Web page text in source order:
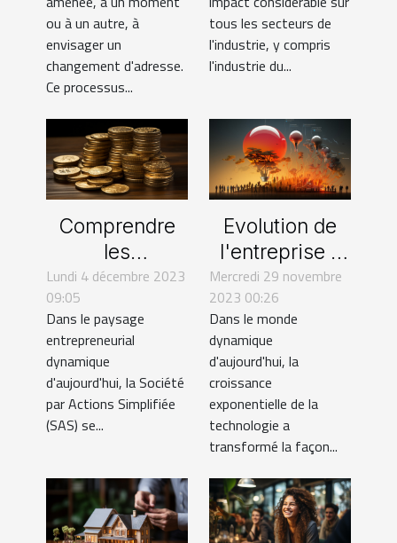
d'adresse
d'entreprise
ou à un autre, à
envisager un
changement d'adresse.
Ce processus...
défis
tous les secteurs de
l'industrie, y compris
l'industrie du...
Comprendre
les
implications
fiscales pour
une SAS et
comment les
gérer
efficacement
Lundi 4 décembre 2023
09:05
Dans le paysage
entrepreneurial
dynamique
d'aujourd'hui, la Société
par Actions Simplifiée
(SAS) se...
Evolution de
l'entreprise à
l'ère de la
haute
technologie
Mercredi 29 novembre
2023 00:26
Dans le monde
dynamique
d'aujourd'hui, la
croissance
exponentielle de la
technologie a
transformé la façon...